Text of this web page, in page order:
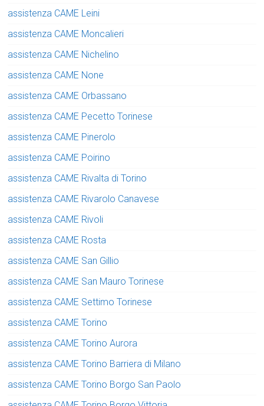
assistenza CAME Leini
assistenza CAME Moncalieri
assistenza CAME Nichelino
assistenza CAME None
assistenza CAME Orbassano
assistenza CAME Pecetto Torinese
assistenza CAME Pinerolo
assistenza CAME Poirino
assistenza CAME Rivalta di Torino
assistenza CAME Rivarolo Canavese
assistenza CAME Rivoli
assistenza CAME Rosta
assistenza CAME San Gillio
assistenza CAME San Mauro Torinese
assistenza CAME Settimo Torinese
assistenza CAME Torino
assistenza CAME Torino Aurora
assistenza CAME Torino Barriera di Milano
assistenza CAME Torino Borgo San Paolo